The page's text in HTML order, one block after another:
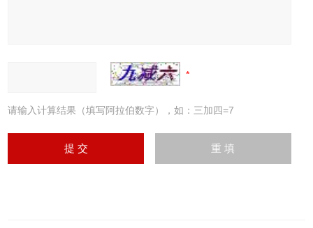
请输入计算结果（填写阿拉伯数字），如：三加四=7